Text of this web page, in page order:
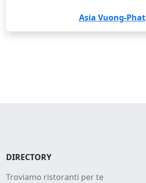
Asia Vuong-Phat
DIRECTORY
Troviamo ristoranti per te